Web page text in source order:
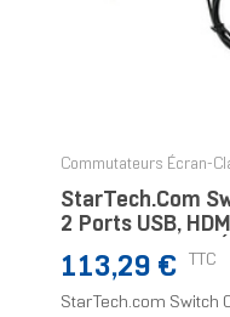
Commutateurs Écran-
StarTech.com
2 Ports USB,
Pour 2 PC Sur 1
Prix
113,29 € TTC
StarTech.com Switch